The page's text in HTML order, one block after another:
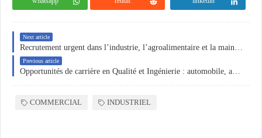
Next article
Previous article
COMMERCIAL INDUSTRIEL